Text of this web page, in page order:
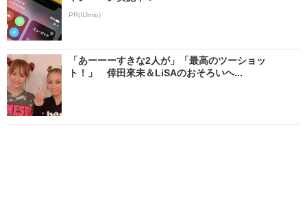
PR(IIJmio)
「あーーーすきな2人が」「最高のツーショッ
ト！」 倖田來未＆LiSAのおそろいヘ...